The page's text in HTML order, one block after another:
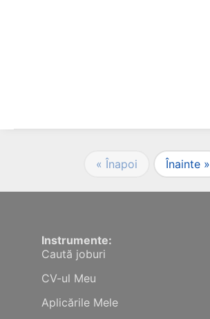
« Înapoi Înainte »
Instrumente:
Caută joburi
CV-ul Meu
Aplicările Mele